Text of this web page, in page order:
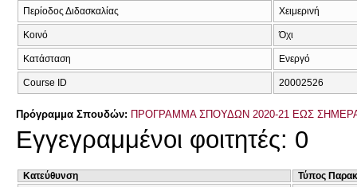
Περίοδος Διδασκαλίας Χειμερινή
Κοινό Όχι
Κατάσταση Ενεργό
Course ID 20002526
Πρόγραμμα Σπουδών: ΠΡΟΓΡΑΜΜΑ ΣΠΟΥΔΩΝ 2020-21 ΕΩΣ
Εγγεγραμμένοι φοιτητές: 0
Κατεύθυνση
Τύπος